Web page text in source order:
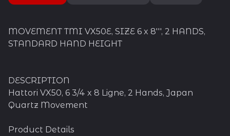
MOVEMENT TMI VX50E, SIZE 6 x 8''', 2 HANDS,
STANDARD HAND HEIGHT
DESCRIPTION
Hattori VX50, 6 3/4 x 8 Ligne, 2 Hands, Japan
Quartz Movement
Product Details